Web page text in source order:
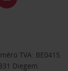
TVA: BE0415
Diegem.